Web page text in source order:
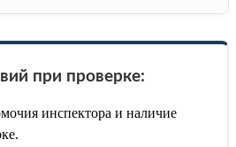
при проверке:
инспектора и наличие